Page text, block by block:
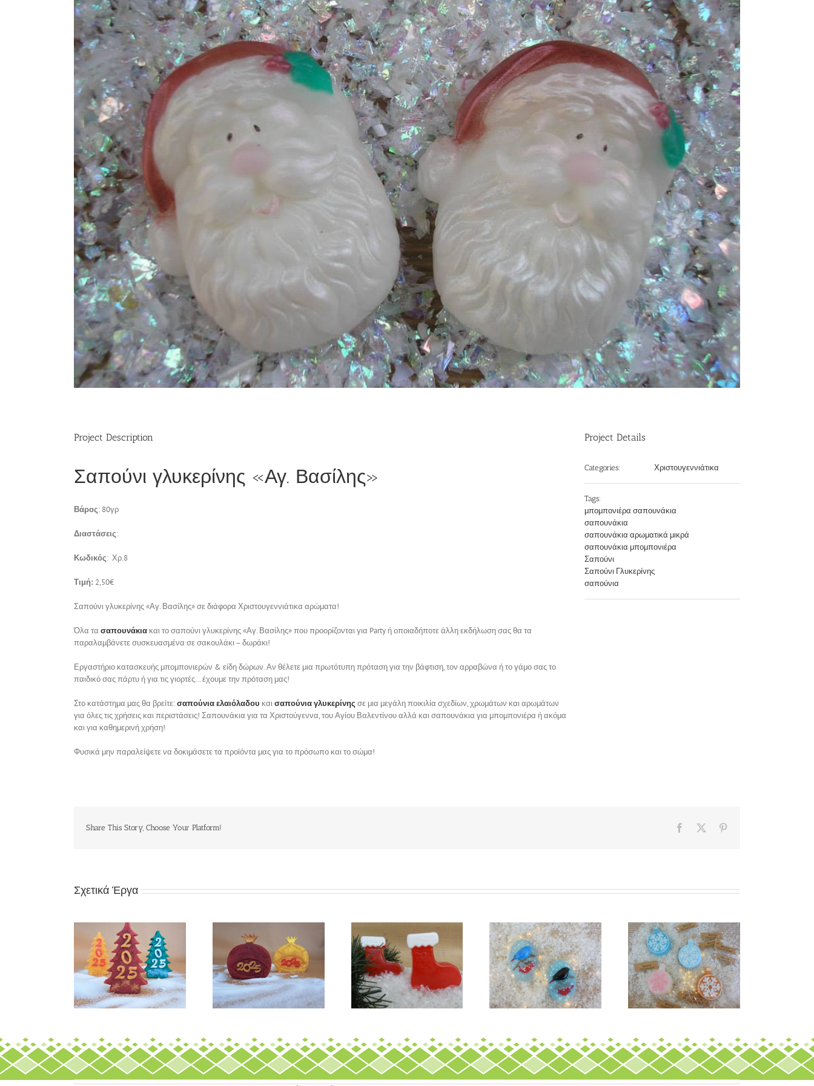
Project Description
Σαπούνι γλυκερίνης «Αγ. Βασίλης»
Βάρος: 80γρ
Διαστάσεις:
Κωδικός: Χρ.8
Τιμή: 2,50€
Σαπούνι γλυκερίνης «Αγ. Βασίλης»σε διάφορα Χριστουγεννιάτικα αρώματα!
Όλα τα σαπουνάκια και το σαπούνι γλυκερίνης«Αγ. Βασίλης»που προορίζονται για Party ή οποιαδήποτε άλλη εκδήλωση σας θα τα
παραλαμβάνετε συσκευασμένα σε σακουλάκι – δωράκι!
Εργαστήριο κατασκευής μπομπονιερών & είδη δώρων. Αν θέλετε μια πρωτότυπη πρόταση για την βάφτιση, τον αρραβώνα ή το γάμο σας το
παιδικό σας πάρτυ ή για τις γιορτές… έχουμε την πρόταση μας!
Στο κατάστημα μας θα βρείτε:σαπούνια ελαιόλαδου καισαπούνια γλυκερίνης σε μια μεγάλη ποικιλία σχεδίων, χρωμάτων και αρωμάτων
για όλες τις χρήσεις και περιστάσεις! Σαπουνάκια για τα Χριστούγεννα, του Αγίου Βαλεντίνου αλλά και σαπουνάκια για μπομπονιέρα ή ακόμα
και για καθημερινή χρήση!
Φυσικά μην παραλείψετε να δοκιμάσετε τα προϊόντα μας για το πρόσωπο και το σώμα!
Project Details
Categories: Χριστουγεννιάτικα
Tags:
μπομπονιέρα σαπουνάκια
σαπουνάκια
σαπουνάκια αρωματικά μικρά
σαπουνάκια μπομπονιέρα
Σαπούνι
Σαπούνι Γλυκερίνης
σαπούνια
Share This Story, Choose Your Platform! Facebook
Σχετικά Έργα
Σαπούνι «Ρόδι 2025»
Σαπούνι ”Μπότα του Αγ.
Βασίλη”
Σαπούνι
”Χριστουγεννιάτικο
πουλάκι”
Σαπούνι ”Μπάλα
νιφάδα”
Σαπούνι
«Χριστουγεννιάτικο
δέντρο 2025»